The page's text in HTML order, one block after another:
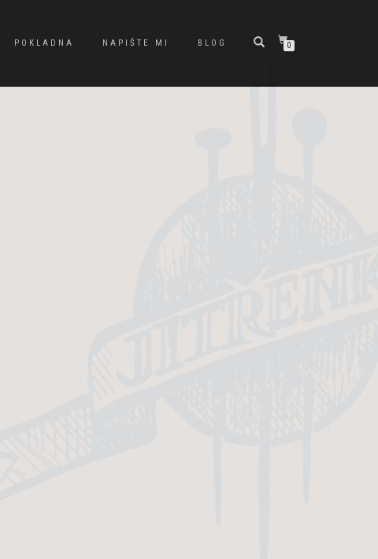
POKLADNA NAPIŠTE MI BLOG 0